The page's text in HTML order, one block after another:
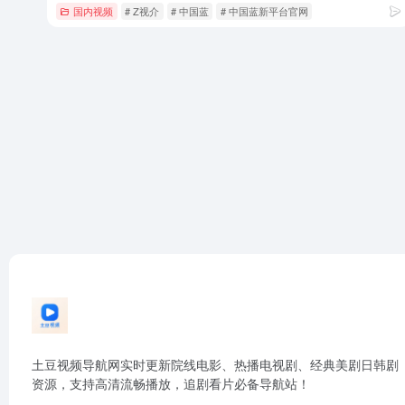
国内视频 # Z视介 # 中国蓝 # 中国蓝新平台官网
土豆视频导航网实时更新院线电影、热播电视剧、经典美剧日韩剧
资源，支持高清流畅播放，追剧看片必备导航站！